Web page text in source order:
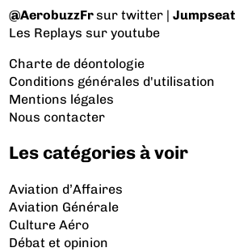
@AerobuzzFrsur twitter |
Les Replays sur youtube
Charte de déontologie
Conditions générales d'utilisation
Mentions légales
Nous contacter
Les catégories à voir
Aviation d’Affaires
Aviation Générale
Culture Aéro
Débat et opinion